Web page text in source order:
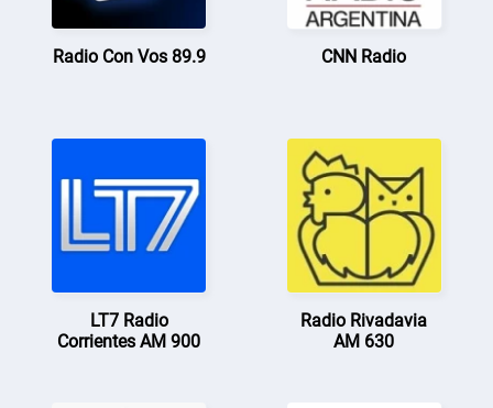
Radio Con Vos 89.9 CNN Radio
LT7 Radio
Corrientes AM 900
Radio Rivadavia
AM 630